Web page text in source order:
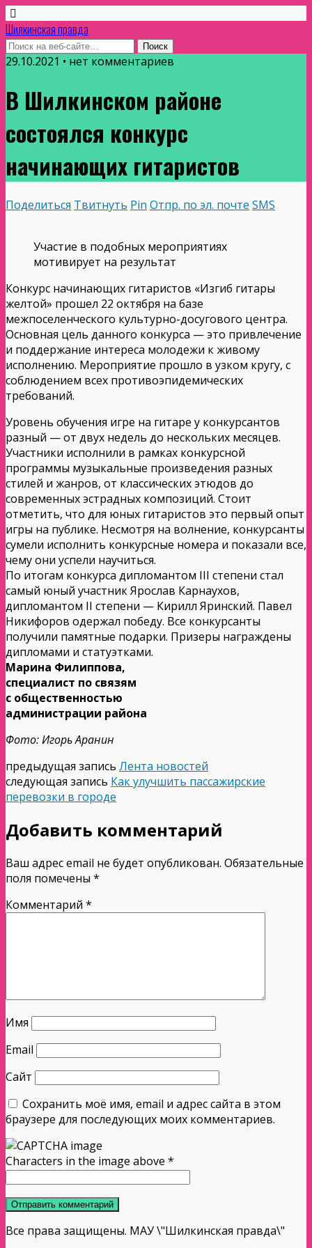
Шилкинская правда
29.10.2021 • нет комментариев
В Шилкинском районе
состоялся конкурс
начинающих гитаристов
Поделиться Твитнуть Pin Отпр. по эл. почте SMS
Участие в подобных мероприятиях
мотивирует на результат
Конкурс начинающих гитаристов «Изгиб гитары
желтой» прошел 22 октября на базе
межпоселенческого культурно-досугового центра.
Основная цель данного конкурса — это привлечение
и поддержание интереса молодежи к живому
исполнению. Мероприятие прошло в узком кругу, с
соблюдением всех противоэпидемических
требований.
Уровень обучения игре на гитаре у конкурсантов
разный — от двух недель до нескольких месяцев.
Участники исполнили в рамках конкурсной
программы музыкальные произведения разных
стилей и жанров, от классических этюдов до
современных эстрадных композиций. Стоит
отметить, что для юных гитаристов это первый опыт
игры на публике. Несмотря на волнение, конкурсанты
сумели исполнить конкурсные номера и показали все,
чему они успели научиться.
По итогам конкурса дипломантом III степени стал
самый юный участник Ярослав Карнаухов,
дипломантом II степени — Кирилл Яринский. Павел
Никифоров одержал победу. Все конкурсанты
получили памятные подарки. Призеры награждены
дипломами и статуэтками.
Марина Филиппова,
специалист по связям
с общественностью
администрации района
Фото: Игорь Аранин
предыдущая запись Лента новостей
следующая запись Как улучшить пассажирские
перевозки в городе
Добавить комментарий
Ваш адрес email не будет опубликован. Обязательные
поля помечены *
Комментарий *
Имя
Email
Сайт
Сохранить моё имя, email и адрес сайта в этом
браузере для последующих моих комментариев.
Characters in the image above *
Все права защищены. МАУ \"Шилкинская правда\"